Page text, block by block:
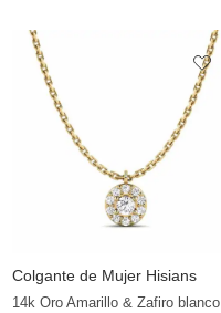
Colgante de Mujer Hisians
14k Oro Amarillo & Zafiro blanco